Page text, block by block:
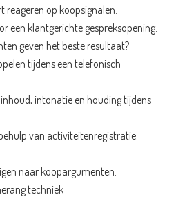
reageren op koopsignalen.
een klantgerichte gespreksopening.
geven het beste resultaat?
tijdens een telefonisch
intonatie en houding tijdens
van activiteitenregistratie.
naar koopargumenten.
techniek